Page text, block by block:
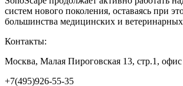
систем нового поколения, оставаясь при
большинства медицинских и
Контакты:
Москва, Малая Пироговская 13, стр.1, офис
+7(495)926-55-35